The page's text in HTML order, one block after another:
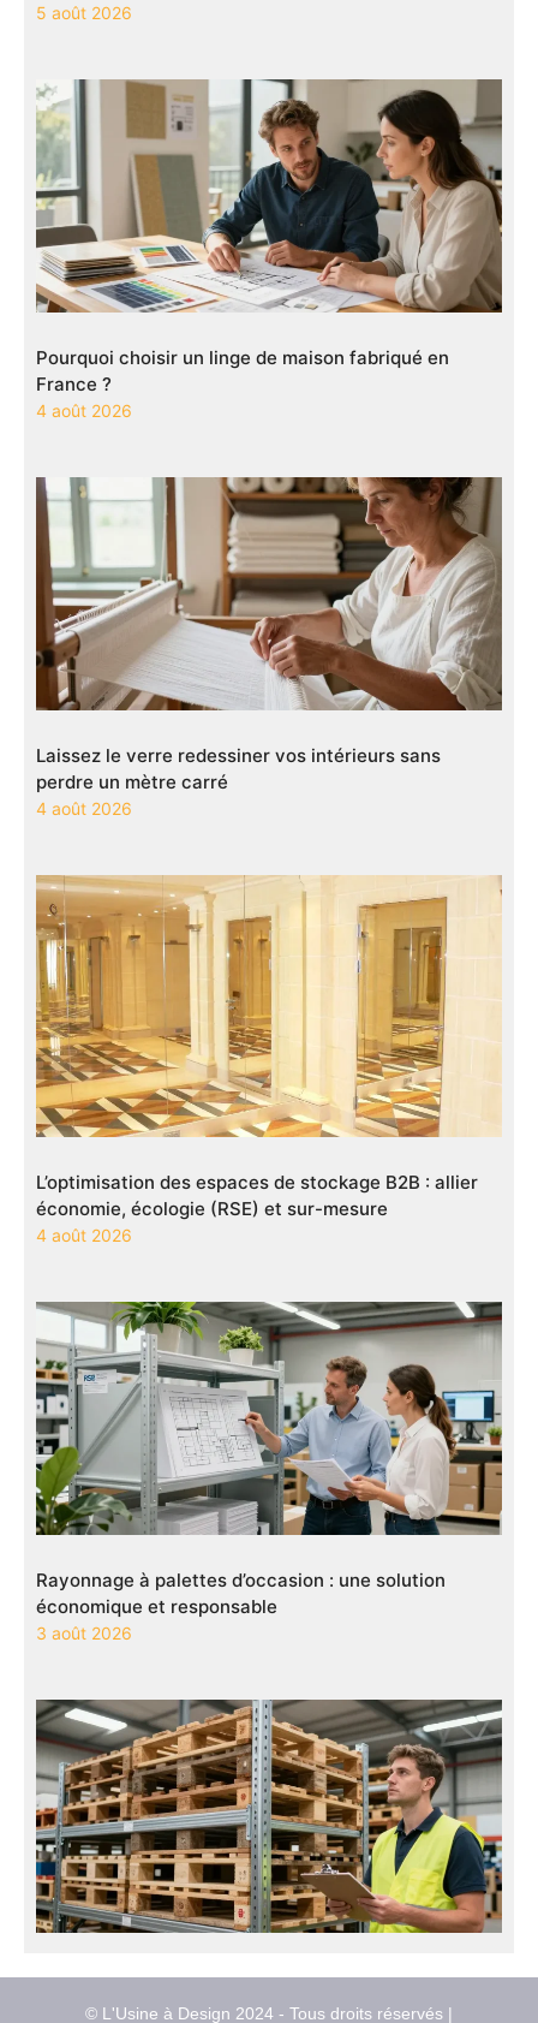
5 août 2026
Pourquoi choisir un linge de maison fabriqué en
France ?
4 août 2026
Laissez le verre redessiner vos intérieurs sans
perdre un mètre carré
4 août 2026
L’optimisation des espaces de stockage B2B : allier
économie, écologie (RSE) et sur-mesure
4 août 2026
Rayonnage à palettes d’occasion : une solution
économique et responsable
3 août 2026
© L'Usine à Design 2024 - Tous droits réservés |